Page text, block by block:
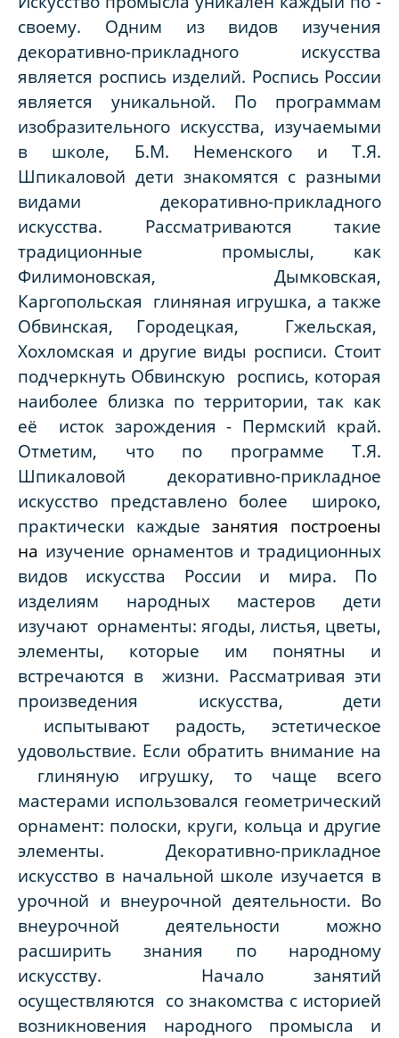
своему. Одним из видов изучения
декоративно-прикладного искусства
является роспись изделий. Роспись России
является уникальной. По программам
изобразительного искусства, изучаемыми
в школе, Б.М. Неменского и Т.Я.
Шпикаловой дети знакомятся с разными
видами декоративно-прикладного
искусства. Рассматриваются такие
традиционные промыслы, как
Филимоновская, Дымковская,
Каргопольская глиняная игрушка, а также
Обвинская, Городецкая, Гжельская,
Хохломская и другие виды росписи. Стоит
подчеркнуть Обвинскую роспись, которая
наиболее близка по территории, так как
её исток зарождения - Пермский край.
Отметим, что по программе Т.Я.
Шпикаловой декоративно-прикладное
искусство представлено более широко,
практически каждые занятия построены
на изучение орнаментов и традиционных
видов искусства России и мира. По
изделиям народных мастеров дети
изучают орнаменты: ягоды, листья, цветы,
элементы, которые им понятны и
встречаются в жизни. Рассматривая эти
произведения искусства, дети
испытывают радость, эстетическое
удовольствие. Если обратить внимание на
глиняную игрушку, то чаще всего
мастерами использовался геометрический
орнамент: полоски, круги, кольца и другие
элементы. Декоративно-прикладное
искусство в начальной школе изучается в
урочной и внеурочной деятельности. Во
внеурочной деятельности можно
расширить знания по народному
искусству. Начало занятий
осуществляются со знакомства с историей
возникновения народного промысла и